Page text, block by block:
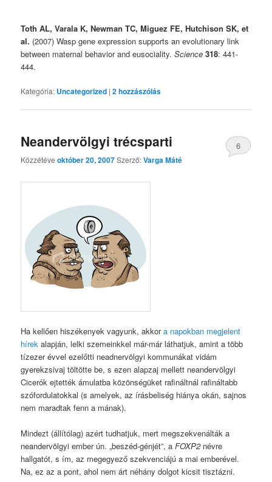
Toth AL, Varala K, Newman TC, Miguez FE, Hutchison SK, et
al. (2007) Wasp gene expression supports an evolutionary link
between maternal behavior and eusociality.Science 318: 441-
444.
Kategória: Uncategorized |2hozzászólás
Neandervölgyi trécsparti
Közzétéveoktóber 20, 2007Szerző:Varga Máté
6
Ha kellően hiszékenyek vagyunk, akkora napokban megjelent
hírek alapján, lelki szemeinkkel már-már láthatjuk, amint a több
tízezer évvel ezelőtti neadnervölgyi kommunákat vidám
gyerekzsivaj töltötte be, s ezen alapzaj mellett neandervölgyi
Cicerók ejtették ámulatba közönségüket rafináltnál rafináltabb
szófordulatokkal (s amelyek, az írásbeliség hiánya okán, sajnos
nem maradtak fenn a mának).
Mindezt (állítólag) azért tudhatjuk, mert megszekvenálták a
neandervölgyi ember ún. „beszéd-génjét”, aFOXP2névre
hallgatót, s ím, az megegyező szekvenciájú a mai emberével.
Na, ez az a pont, ahol nem árt néhány dolgot kicsit tisztázni.